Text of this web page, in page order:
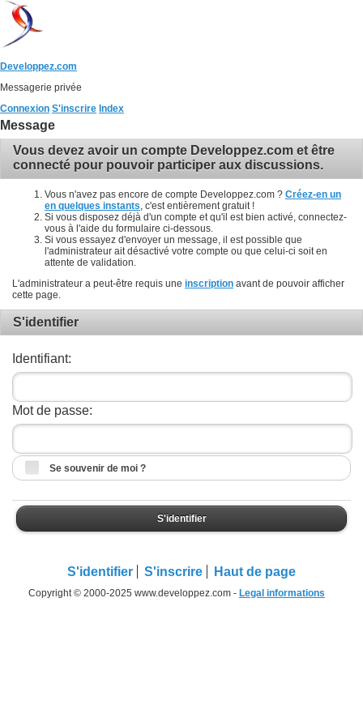
Developpez.com
Messagerie privée
Connexion S'inscrire Index
Message
Vous devez avoir un compte Developpez.com et être
connecté pour pouvoir participer aux discussions.
Vous n'avez pas encore de compte Developpez.com ? Créez-en un
en quelques instants , c'est entièrement gratuit !
Si vous disposez déjà d'un compte et qu'il est bien activé, connectez-
vous à l'aide du formulaire ci-dessous.
Si vous essayez d'envoyer un message, il est possible que
l'administrateur ait désactivé votre compte ou que celui-ci soit en
attente de validation.
L'administrateur a peut-être requis une inscription avant de pouvoir afficher
cette page.
S'identifier
Identifiant:
Mot de passe:
Se souvenir de moi ?
S'identifier
S'identifier S'inscrire Haut de page
Copyright © 2000-2025 www.developpez.com - Legal informations